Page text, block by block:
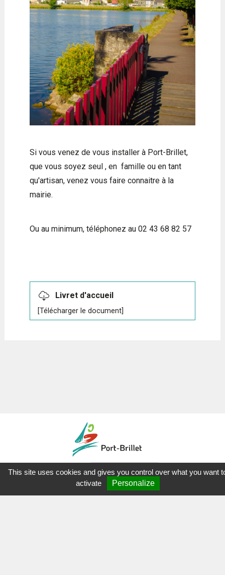
Si vous venez de vous installer à Port-Brillet,
que vous soyez seul , en famille ou en tant
qu'artisan, venez vous faire connaitre à la
mairie.
Ou au minimum, téléphonez au 02 43 68 82 57
Livret d'accueil
[Télécharger le document]
Mon Espace Asso'
NOUS CONTACTER
This site uses cookies and gives you control over what you want
activate
Personalize